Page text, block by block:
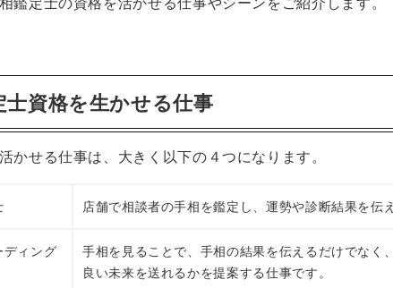
士資格を生かせる仕事
かせる仕事は、大きく以下の４つになります。
店舗で相談者の手相を鑑定し、運勢や診断結果を伝
ィング
手相を見ることで、手相の結果を伝えるだけでなく
良い未来を送れるかを提案する仕事です。